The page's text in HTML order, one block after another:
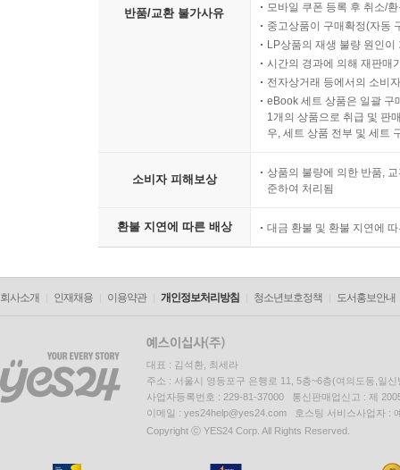
반품/교환 불가사유
모바일 쿠폰 등록 후 취소/
중고상품이 구매확정(자동
LP상품의 재생 불량 원인
시간의 경과에 의해 재판매
전자상거래 등에서의 소비
eBook 세트 상품은 일괄 구
1개의 상품으로 취급 및 판
우, 세트 상품 전부 및 세트
소비자 피해보상
상품의 불량에 의한 반품,
준하여 처리됨
환불 지연에 따른 배상 대금 환불 및 환불 지연에
회사소개 인재채용 이용약관 개인정보처리방침 청소년보호정책 도서홍보안내
대표 : 김석환, 최세라
주소 : 서울시 영등포구 은행로 11, 5층~6층(여의도동,일신
사업자등록번호 : 229-81-37000 통신판매업신고 : 제
이메일 : yes24help@yes24.com 호스팅 서비스사업자 :
Copyright ⓒ YES24 Corp. All Rights Reserved.